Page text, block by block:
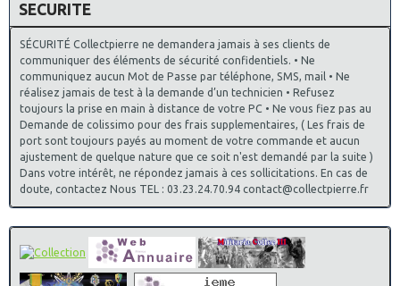
SECURITE
SÉCURITÉ Collectpierre ne demandera jamais à ses clients de
communiquer des éléments de sécurité confidentiels. • Ne
communiquez aucun Mot de Passe par téléphone, SMS, mail • Ne
réalisez jamais de test à la demande d’un technicien • Refusez
toujours la prise en main à distance de votre PC • Ne vous fiez pas au
Demande de colissimo pour des frais supplementaires, ( Les frais de
port sont toujours payés au moment de votre commande et aucun
ajustement de quelque nature que ce soit n'est demandé par la suite )
Dans votre intérêt, ne répondez jamais à ces sollicitations. En cas de
doute, contactez Nous TEL : 03.23.24.70.94 contact@collectpierre.fr